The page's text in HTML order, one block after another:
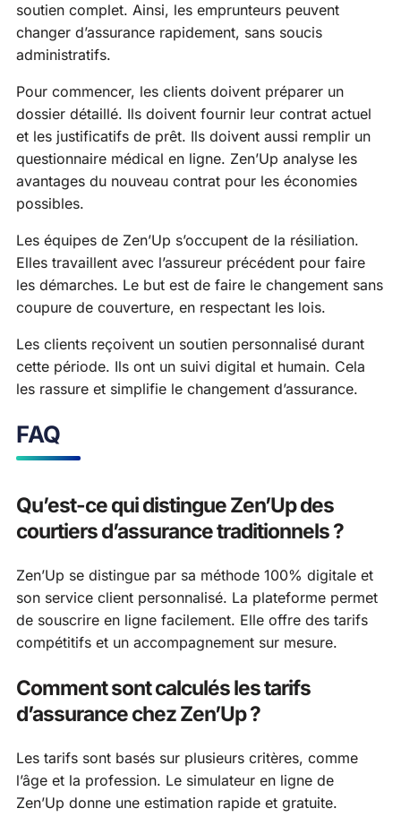
soutien complet. Ainsi, les emprunteurs peuvent
changer d’assurance rapidement, sans soucis
administratifs.
Pour commencer, les clients doivent préparer un
dossier détaillé. Ils doivent fournir leur contrat actuel
et les justificatifs de prêt. Ils doivent aussi remplir un
questionnaire médical en ligne. Zen’Up analyse les
avantages du nouveau contrat pour les économies
possibles.
Les équipes de Zen’Up s’occupent de la résiliation.
Elles travaillent avec l’assureur précédent pour faire
les démarches. Le but est de faire le changement sans
coupure de couverture, en respectant les lois.
Les clients reçoivent un soutien personnalisé durant
cette période. Ils ont un suivi digital et humain. Cela
les rassure et simplifie le changement d’assurance.
FAQ
Qu’est-ce qui distingue Zen’Up des
courtiers d’assurance traditionnels ?
Zen’Up se distingue par sa méthode 100% digitale et
son service client personnalisé. La plateforme permet
de souscrire en ligne facilement. Elle offre des tarifs
compétitifs et un accompagnement sur mesure.
Comment sont calculés les tarifs
d’assurance chez Zen’Up ?
Les tarifs sont basés sur plusieurs critères, comme
l’âge et la profession. Le simulateur en ligne de
Zen’Up donne une estimation rapide et gratuite.